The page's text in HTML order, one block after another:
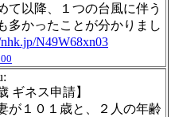
て以降、１つの台風に伴う
多かったことが分かりまし
N49W68xn03
ギネス申請】
が１０１歳と、２人の年齢